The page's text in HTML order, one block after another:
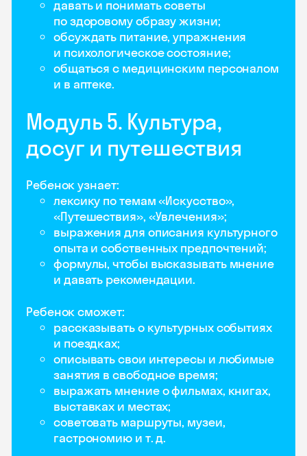
давать и понимать советы
по здоровому образу жизни;
обсуждать питание, упражнения
и психологическое состояние;
общаться с медицинским персоналом
и в аптеке.
Модуль 5. Культура,
досуг и путешествия
Ребенок узнает:
лексику по темам «Искусство»,
«Путешествия», «Увлечения»;
выражения для описания культурного
опыта и собственных предпочтений;
формулы, чтобы высказывать мнение
и давать рекомендации.
Ребенок сможет:
рассказывать о культурных событиях
и поездках;
описывать свои интересы и любимые
занятия в свободное время;
выражать мнение о фильмах, книгах,
выставках и местах;
советовать маршруты, музеи,
гастрономию и т. д.